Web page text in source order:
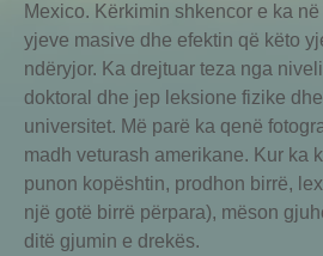
Mexico. Kërkimin shkencor e ka
yjeve masive dhe efektin që këto
ndëryjor. Ka drejtuar teza nga
doktoral dhe jep leksione fizike
universitet. Më parë ka qenë
madh veturash amerikane. Kur ka
punon kopështin, prodhon birrë,
një gotë birrë përpara), mëson
ditë gjumin e drekës.